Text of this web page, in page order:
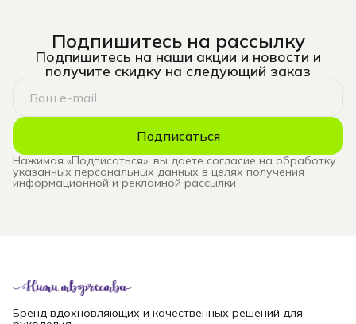
Подпишитесь на рассылку
Подпишитесь на наши акции и новости и
получите скидку на следующий заказ
Подписаться
Нажимая «Подписаться», вы даете согласие на обработку
указанных персональных данных в целях получения
информационной и рекламной рассылки
Бренд вдохновляющих и качественных решений для